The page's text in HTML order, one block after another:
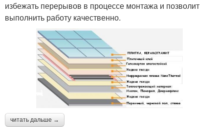
избежать перерывов в процессе монтажа и позволит
выполнить работу качественно.
читать дальше →